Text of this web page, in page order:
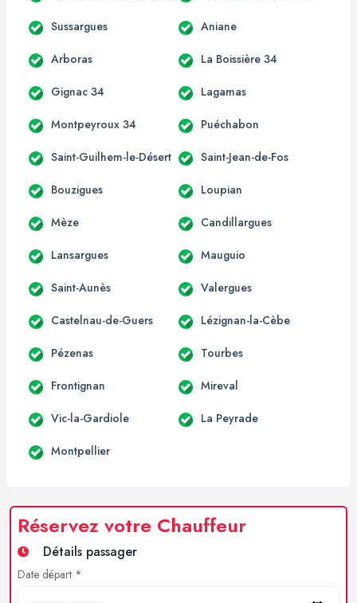
Sussargues Aniane
Arboras La Boissière 34
Gignac 34 Lagamas
Montpeyroux 34 Puéchabon
Saint-Guilhem-le-Désert Saint-Jean-de-Fos
Bouzigues Loupian
Mèze Candillargues
Lansargues Mauguio
Saint-Aunès Valergues
Castelnau-de-Guers Lézignan-la-Cèbe
Pézenas Tourbes
Frontignan Mireval
Vic-la-Gardiole La Peyrade
Montpellier
Réservez votre Chauffeur
Détails passager
Date départ *